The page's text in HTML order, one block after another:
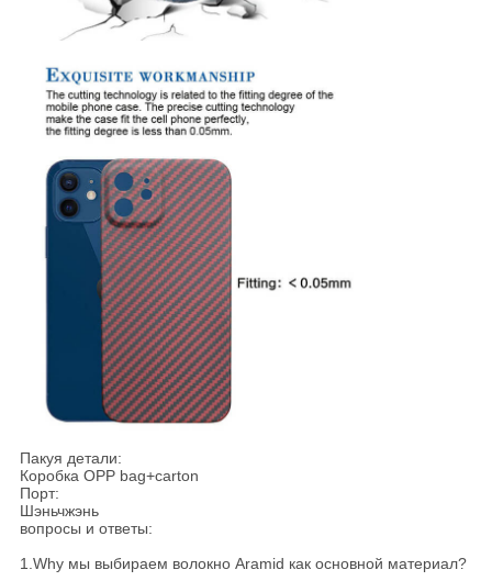
Пакуя детали:
Коробка OPP bag+carton
Порт:
Шэньчжэнь
вопросы и ответы:
1.Why мы выбираем волокно Aramid как основной материал?